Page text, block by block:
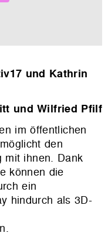
und Kathrin
und Wilfried Pfilf
im öffentlichen
den
mit ihnen. Dank
können die
ein
hindurch als 3D-